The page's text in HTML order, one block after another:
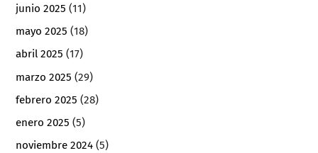
junio 2025 (11)
mayo 2025 (18)
abril 2025 (17)
marzo 2025 (29)
febrero 2025 (28)
enero 2025 (5)
noviembre 2024 (5)